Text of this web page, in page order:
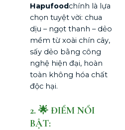
Hapufood chính là lựa
chọn tuyệt vời: chua
dịu – ngọt thanh – dẻo
mềm từ xoài chín cây,
sấy dẻo bằng công
nghệ hiện đại, hoàn
toàn không hóa chất
độc hại.
2. 🌟 ĐIỂM NỔI
BẬT: